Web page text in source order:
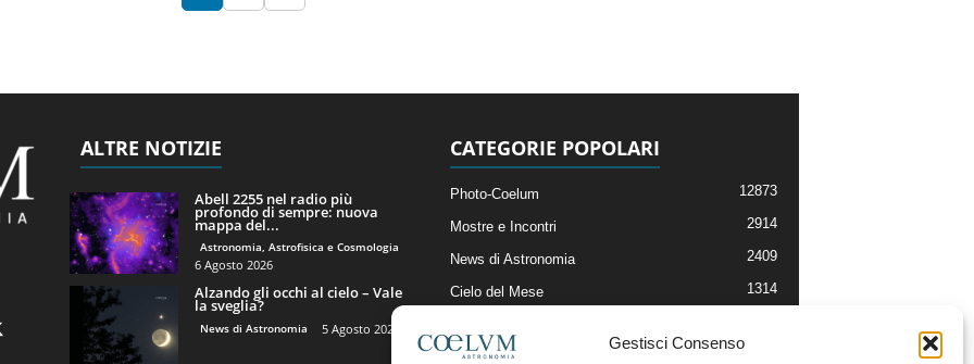
Gestisci Consenso
ALTRE NOTIZIE
Abell 2255 nel radio più
profondo di sempre: nuova
mappa del...
Astronomia, Astrofisica e Cosmologia
6 Agosto 2026
Alzando gli occhi al cielo – Vale
la sveglia?
News di Astronomia 5 Agosto 2026
CATEGORIE POPOLARI
Photo-Coelum 12873
Mostre e Incontri 2914
News di Astronomia 2409
Cielo del Mese 1314
Articoli e Risorse On-Line